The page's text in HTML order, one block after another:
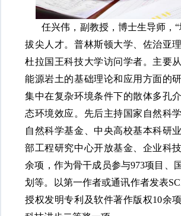
任兴伟，副教授，博士生导师，
拔尖人才。普林斯顿大学、佐治亚
杜拉国王科技大学访问学者。主要
能源岩土的基础理论和应用方面的
集中在复杂环境条件下的散体多孔
态环境效应。先后主持国家自然科
自然科学基金、中央高校基本科研
部工程研究中心开放基金、企业科
余项，作为骨干成员参与973项目、
划等。以第一作者或通讯作者发表
授权发明专利及软件著作版权10余